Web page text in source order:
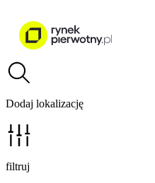
Dodaj lokalizację
filtruj